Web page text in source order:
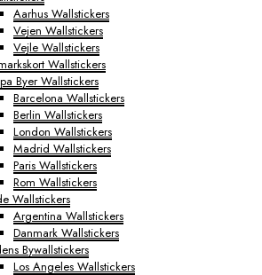
Aarhus Wallstickers
Vejen Wallstickers
Vejle Wallstickers
Wallstickers
Byer Wallstickers
Barcelona Wallstickers
Berlin Wallstickers
London Wallstickers
Madrid Wallstickers
Paris Wallstickers
Rom Wallstickers
Wallstickers
Argentina Wallstickers
Danmark Wallstickers
Bywallstickers
Los Angeles Wallstickers